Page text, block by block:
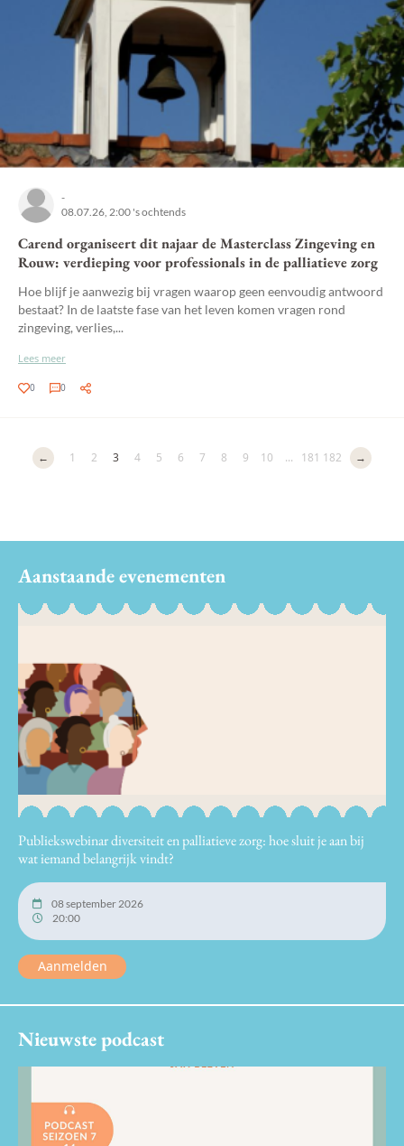
-
08.07.26, 2:00 's ochtends
Carend organiseert dit najaar de Masterclass Zingeving en
Rouw: verdieping voor professionals in de palliatieve zorg
Hoe blijf je aanwezig bij vragen waarop geen eenvoudig antwoord
bestaat? In de laatste fase van het leven komen vragen rond
zingeving, verlies,...
Lees meer
0 0
← 1 2 3 4 5 6 7 8 9 10 ... 181 182 →
Aanstaande evenementen
Publiekswebinar diversiteit en palliatieve zorg: hoe sluit je aan bij
wat iemand belangrijk vindt?
08 september 2026
20:00
Aanmelden
Nieuwste podcast